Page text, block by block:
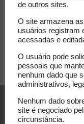
de outros sites.
O site armazena
usuários registram
acessadas e
O usuário pode
pessoais que
nenhum dado que
administrativos,
Nenhum dado
site é negociado
circunstância.